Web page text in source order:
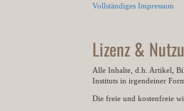
Vollständiges Impressum
Lizenz &
Alle Inhalte, d.h. Artikel,
Instituts in irgendeiner
Die freie und kostenfreie